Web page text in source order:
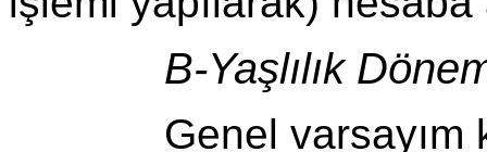
B-Yaşlılık
Genel varsayım